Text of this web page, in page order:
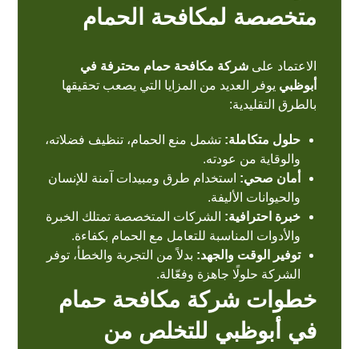
متخصصة لمكافحة الحمام
الاعتماد علىشركة مكافحة حمام محترفة في
أبوظبي يوفر العديد من المزايا التي يصعب تحقيقها
بالطرق التقليدية:
حلول متكاملة: تشمل منع الحمام، تنظيف فضلاته،
والوقاية من عودته.
أمان صحي: استخدام طرق ومبيدات آمنة للإنسان
والحيوانات الأليفة.
خبرة احترافية: الشركات المتخصصة تمتلك الخبرة
والأدوات المناسبة للتعامل مع الحمام بكفاءة.
توفير الوقت والجهد: بدلاً من التجربة والخطأ، توفر
الشركة حلولًا جاهزة وفعّالة.
خطوات شركة مكافحة حمام
في أبوظبي للتخلص من